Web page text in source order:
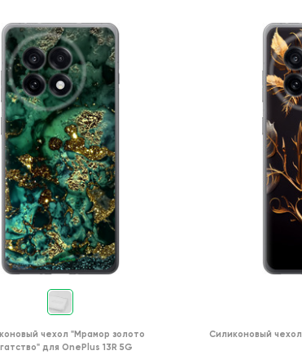
чехол "Мрамор золото
для OnePlus 13R 5G
Силиконовый чехол